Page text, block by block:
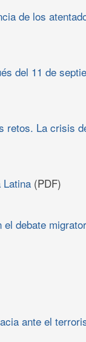
de los
del 11 de
La crisis
(PDF)
debate
ante el